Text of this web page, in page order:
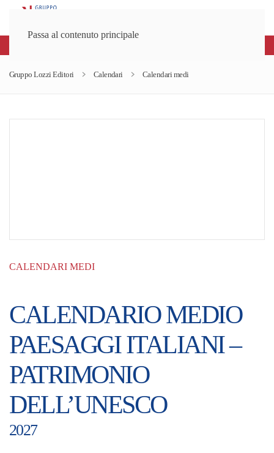
Passa al contenuto principale
Gruppo Lozzi Editori Calendari Calendari medi
CALENDARI MEDI
CALENDARIO MEDIO
PAESAGGI ITALIANI –
PATRIMONIO
DELL’UNESCO
2027